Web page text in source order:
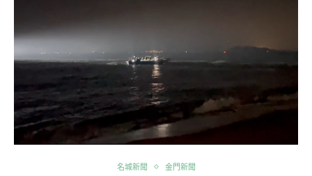
名城新聞 金門新聞